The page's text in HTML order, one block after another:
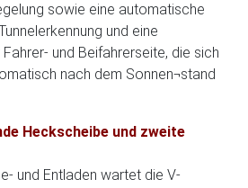
sowie eine automatische
und eine
und Beifahrerseite, die sich
nach dem Sonnen¬stand
Heckscheibe und zweite
und Entladen wartet die V-